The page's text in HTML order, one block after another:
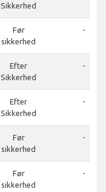
Sikkerhed
Før
sikkerhed
-
Efter
Sikkerhed
-
Efter
Sikkerhed
-
Før
sikkerhed
-
Før
sikkerhed
-